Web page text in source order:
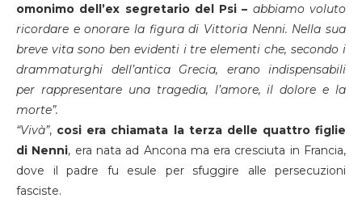
omonimo dell’ex segretario del Psi – abbiamo voluto
ricordare e onorare la figura di Vittoria Nenni. Nella sua
breve vita sono ben evidenti i tre elementi che, secondo i
drammaturghi dell’antica Grecia, erano indispensabili
per rappresentare una tragedia, l’amore, il dolore e la
morte”.
“Vivà”, cosi era chiamata la terza delle quattro figlie
di Nenni, era nata ad Ancona ma era cresciuta in Francia,
dove il padre fu esule per sfuggire alle persecuzioni
fasciste.